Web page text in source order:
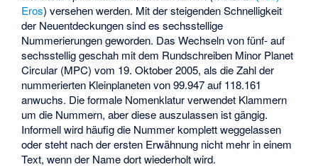
Eros) versehen werden. Mit der steigenden Schnelligkeit
der Neuentdeckungen sind es sechsstellige
Nummerierungen geworden. Das Wechseln von fünf- auf
sechsstellig geschah mit dem Rundschreiben Minor Planet
Circular (MPC) vom 19. Oktober 2005, als die Zahl der
nummerierten Kleinplaneten von 99.947 auf 118.161
anwuchs. Die formale Nomenklatur verwendet Klammern
um die Nummern, aber diese auszulassen ist gängig.
Informell wird häufig die Nummer komplett weggelassen
oder steht nach der ersten Erwähnung nicht mehr in einem
Text, wenn der Name dort wiederholt wird.